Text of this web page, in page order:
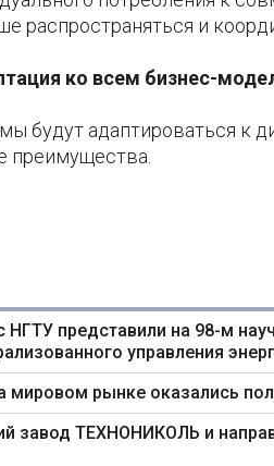
распространяться и
ко всем бизнес-
будут адаптироваться к
преимущества.
НГТУ представили на 98-м
управления
мировом рынке оказались
завод ТЕХНОНИКОЛЬ и